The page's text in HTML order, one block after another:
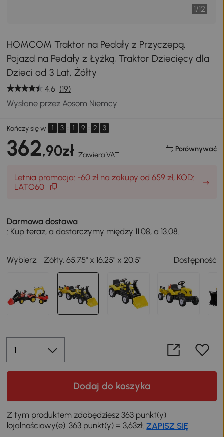
1/12
HOMCOM Traktor na Pedały z Przyczepą,
Pojazd na Pedały z Łyżką, Traktor Dziecięcy dla
Dzieci od 3 Lat, Żółty
4.6 (19)
Wysłane przez Aosom Niemcy
Kończy się w 1 3 : 1 9 : 2 2
362,90zł Zawiera VAT
Porównywać
Letnia promocja: -60 zł na zakupy od 659 zł, KOD:
LATO60
Darmowa dostawa
: Kup teraz, a dostarczymy między 11.08, a 13.08.
Wybierz: Żółty, 65.75" x 16.25" x 20.5" Dostępność
Dodaj do koszyka
Z tym produktem zdobędziesz 363 punkt(y)
lojalnościowy(e). 363 punkt(y) = 3,63zł.ZAPISZ SIĘ